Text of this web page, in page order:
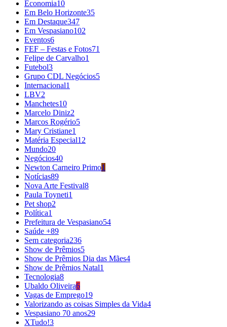
Economia10
Em Belo Horizonte35
Em Destaque347
Em Vespasiano102
Eventos6
FEF – Festas e Fotos71
Felipe de Carvalho1
Futebol3
Grupo CDL Negócios5
Internacional1
LBV2
Manchetes10
Marcelo Diniz2
Marcos Rogério5
Mary Cristiane1
Matéria Especial12
Mundo20
Negócios40
Newton Carneiro Primo1
Notícias89
Nova Arte Festival8
Paula Toyneti1
Pet shop2
Política1
Prefeitura de Vespasiano54
Saúde +89
Sem categoria236
Show de Prêmios5
Show de Prêmios Dia das Mães4
Show de Prêmios Natal1
Tecnologia8
Ubaldo Oliveira6
Vagas de Emprego19
Valorizando as coisas Simples da Vida4
Vespasiano 70 anos29
XTudo!3